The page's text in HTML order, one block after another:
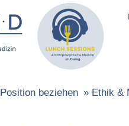
Position beziehen » Ethik &